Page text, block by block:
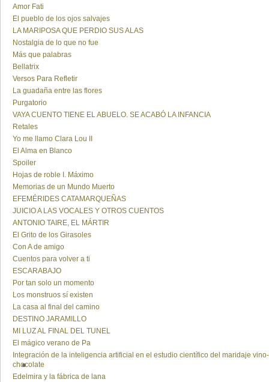
Amor Fati
El pueblo de los ojos salvajes
LA MARIPOSA QUE PERDIO SUS ALAS
Nostalgia de lo que no fue
Más que palabras
Bellatrix
Versos Para Refletir
La guadaña entre las flores
Purgatorio
VAYA CUENTO TIENE EL ABUELO. SE ACABÓ LA INFANCIA
Retales
Yo me llamo Clara Lou II
El Alma en Blanco
Spoiler
Hojas de roble I. Máximo
Memorias de un Mundo Muerto
EFEMÉRIDES CATAMARQUEÑAS
JUICIO A LAS VOCALES Y OTROS CUENTOS
ANTONIO TAIRE, EL MÁRTIR
El Grito de los Girasoles
Con A de amigo
Cuentos para volver a ti
ESCARABAJO
Por tan solo un momento
Los monstruos sí existen
La casa al final del camino
DESTINO JARAMILLO
MI LUZ AL FINAL DEL TUNEL
El mágico verano de Pa
Integración de la inteligencia artificial en el estudio científico del maridaje vino-
chocolate
Edelmira y la fábrica de lana